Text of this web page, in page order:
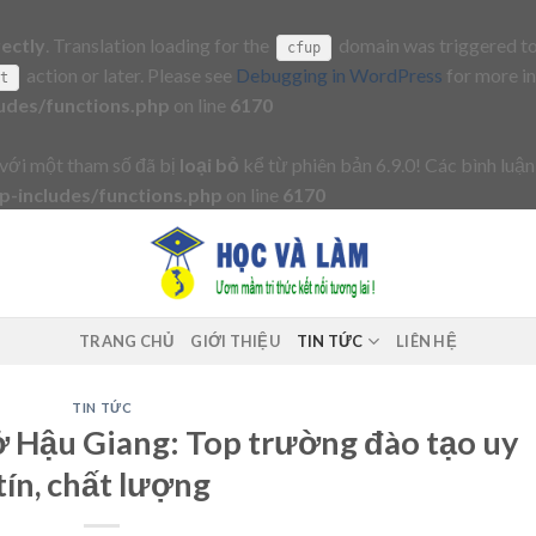
. Translation loading for the cfup
domain was triggered
action or later. Please see Debugging in WordPress for more
functions.php on line 6170
một tham số đã bị loại bỏ kể từ phiên bản 6.9.0! Các bình
includes/functions.php on line 6170
TRANG CHỦ GIỚI THIỆU TIN TỨC LIÊN HỆ
TIN TỨC
Hậu Giang: Top trường đào tạo uy
chất lượng